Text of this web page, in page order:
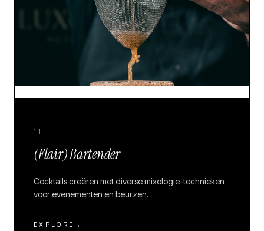
11
(Flair) Bartender
Cocktails creëren met diverse mixologie-technieken
voor evenementen en beurzen.
EXPLORE →